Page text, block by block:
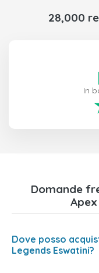
28,000
In
Domande
Dove posso
Legends Eswatini?